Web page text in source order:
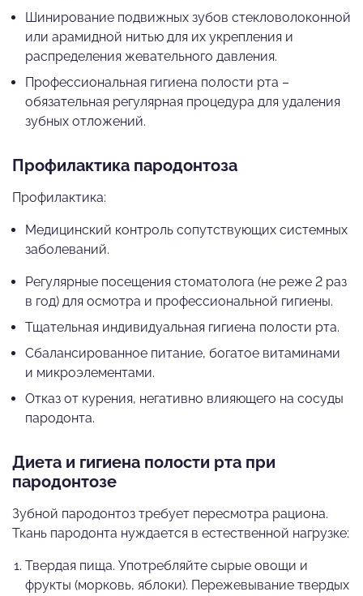
Шинирование подвижных зубов стекловолоконной
или арамидной нитью для их укрепления и
распределения жевательного давления.
Профессиональная гигиена полости рта –
обязательная регулярная процедура для удаления
зубных отложений.
Профилактика пародонтоза
Профилактика:
Медицинский контроль сопутствующих системных
заболеваний.
Регулярные посещения стоматолога (не реже 2 раз
в год) для осмотра и профессиональной гигиены.
Тщательная индивидуальная гигиена полости рта.
Сбалансированное питание, богатое витаминами
и микроэлементами.
Отказ от курения, негативно влияющего на сосуды
пародонта.
Диета и гигиена полости рта при
пародонтозе
Зубной пародонтоз требует пересмотра рациона.
Ткань пародонта нуждается в естественной нагрузке:
Твердая пища. Употребляйте сырые овощи и
фрукты (морковь, яблоки). Пережевывание твердых